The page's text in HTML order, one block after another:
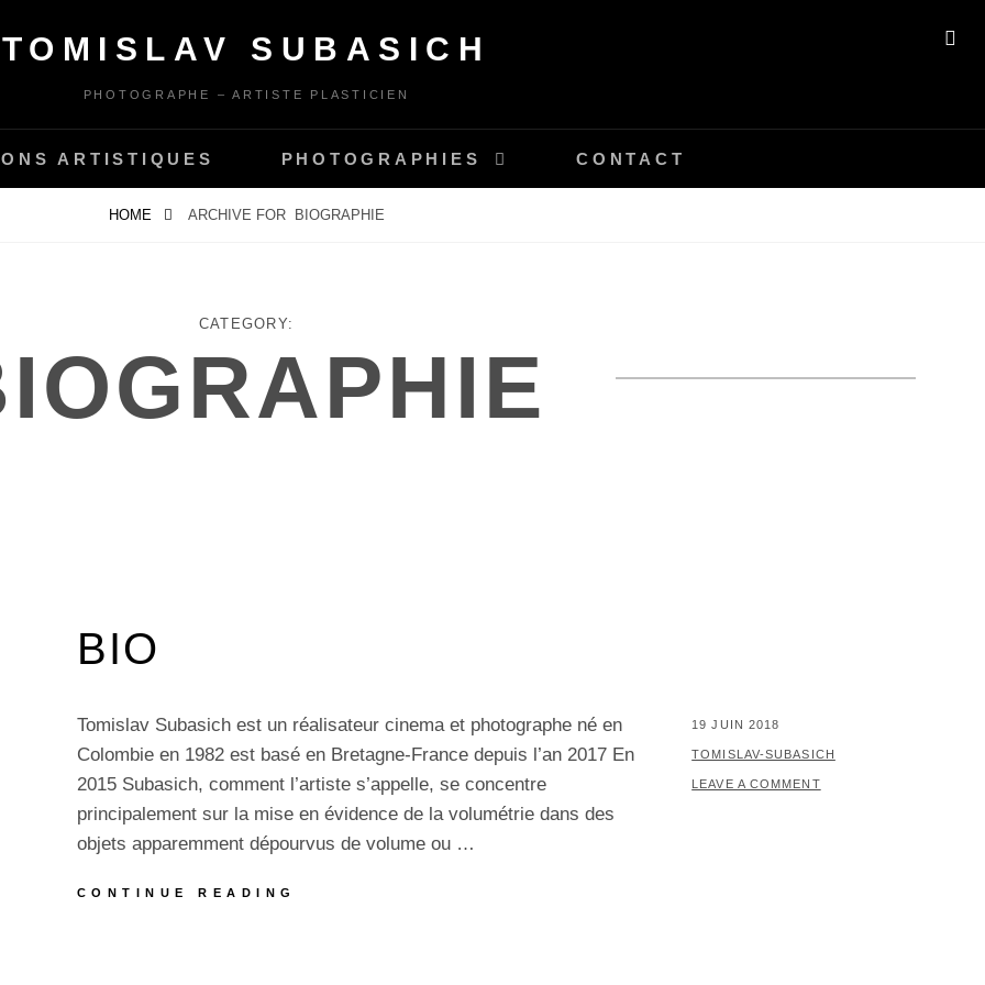
TOMISLAV SUBASICH
PHOTOGRAPHE – ARTISTE PLASTICIEN
ARTISTIQUES PHOTOGRAPHIES CONTACT
HOME ARCHIVE FOR BIOGRAPHIE
CATEGORY:
BIO
Tomislav Subasich est un réalisateur cinema et photographe né en
Colombie en 1982 est basé en Bretagne-France depuis l’an 2017 En
2015 Subasich, comment l’artiste s’appelle, se concentre
principalement sur la mise en évidence de la volumétrie dans des
objets apparemment dépourvus de volume ou …
CONTINUE READING
POSTED
ON
19 JUIN 2018
BY
TOMISLAV-SUBASICH
LEAVE A COMMENT